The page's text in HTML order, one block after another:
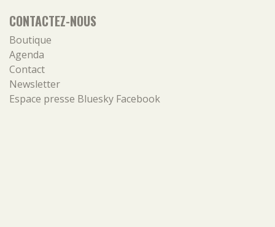
CONTACTEZ-NOUS
Boutique
Agenda
Contact
Newsletter
Espace presse Bluesky Facebook